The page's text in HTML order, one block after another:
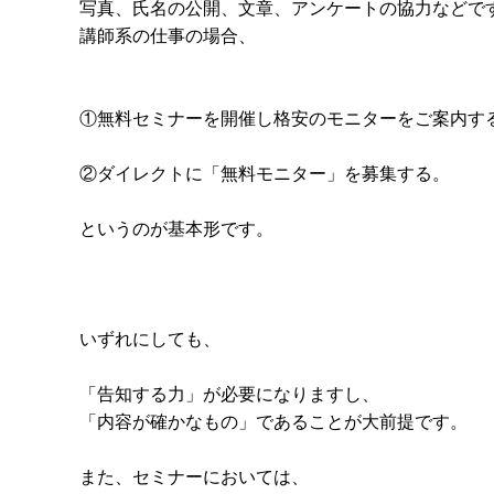
写真、氏名の公開、文章、アンケートの協力などで
講師系の仕事の場合、
①無料セミナーを開催し格安のモニターをご案内す
②ダイレクトに「無料モニター」を募集する。
というのが基本形です。
いずれにしても、
「告知する力」が必要になりますし、
「内容が確かなもの」であることが大前提です。
また、セミナーにおいては、